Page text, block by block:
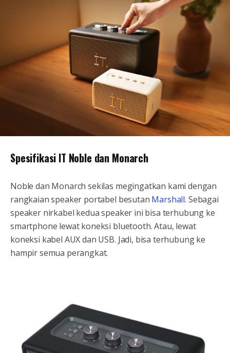
Spesifikasi IT Noble dan Monarch
Noble dan Monarch sekilas megingatkan kami dengan
rangkaian speaker portabel besutan Marshall. Sebagai
speaker nirkabel kedua speaker ini bisa terhubung ke
smartphone lewat koneksi bluetooth. Atau, lewat
koneksi kabel AUX dan USB. Jadi, bisa terhubung ke
hampir semua perangkat.